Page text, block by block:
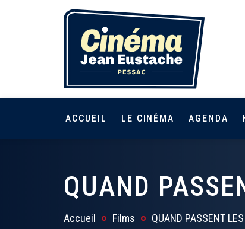
ACCUEIL LE CINÉMA AGENDA
QUAND
Accueil Films QUAND PASSENT